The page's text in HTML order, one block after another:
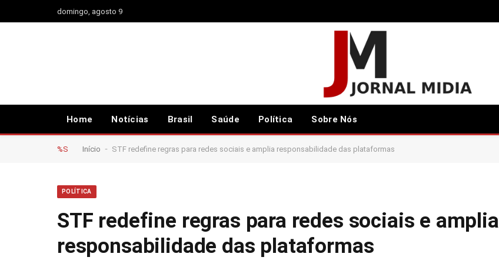
domingo, agosto 9
Home Notícias Brasil Saúde Política Sobre Nós
%S Início - STF redefine regras para redes sociais e amplia responsabilidade das plataformas
POLÍTICA
STF redefine regras para redes sociais e amplia
responsabilidade das plataformas